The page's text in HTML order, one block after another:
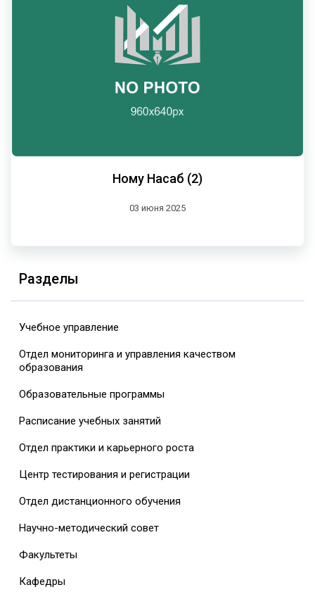
Ному Насаб (2)
03 июня 2025
Разделы
Учебное управление
Отдел мониторинга и управления качеством
образования
Образовательные программы
Расписание учебных занятий
Отдел практики и карьерного роста
Центр тестирования и регистрации
Отдел дистанционного обучения
Научно-методический совет
Факультеты
Кафедры